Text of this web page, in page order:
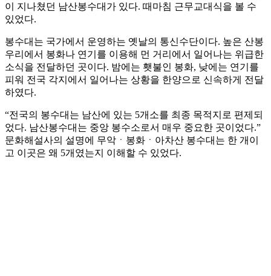
이 지나쳤던 남산봉수대가 있다. 때마침 근무교대식을 볼 수
있었다.
봉수대는 국가에서 운영하는 옛날의 통신수단이다. 높은 산봉
우리에서 봉화나 연기를 이용해 먼 거리에서 일어나는 위급한
소식을 전달하던 곳이다. 밤에는 횃불인 봉화, 낮에는 연기를
피워 전국 각지에서 일어나는 상황을 한양으로 신속하게 전달
하였다.
“전국의 봉수대는 남산에 있는 5개소를 최종 목적지로 편제되
었다. 남산봉수대는 중앙 봉수소로서 매우 중요한 곳이었다.”
문화해설사의 설명에 무악ㆍ봉화ㆍ아차산 봉수대는 한 개이
고 이곳은 왜 5개였는지 이해할 수 있었다.